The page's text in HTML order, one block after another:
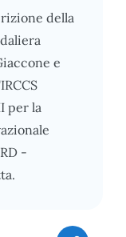
della
e
per la
-